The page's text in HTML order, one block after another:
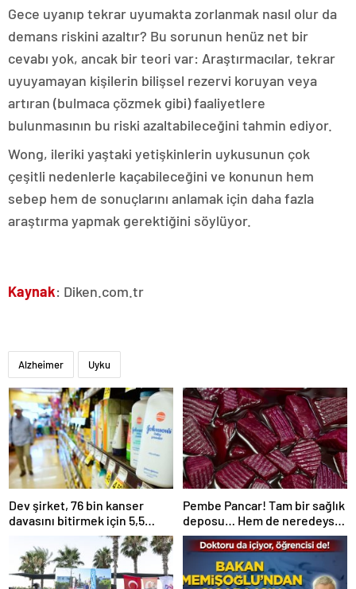
Gece uyanıp tekrar uyumakta zorlanmak nasıl olur da
demans riskini azaltır? Bu sorunun henüz net bir
cevabı yok, ancak bir teori var: Araştırmacılar, tekrar
uyuyamayan kişilerin bilişsel rezervi koruyan veya
artıran (bulmaca çözmek gibi) faaliyetlere
bulunmasının bu riski azaltabileceğini tahmin ediyor.
Wong, ileriki yaştaki yetişkinlerin uykusunun çok
çeşitli nedenlerle kaçabileceğini ve konunun hem
sebep hem de sonuçlarını anlamak için daha fazla
araştırma yapmak gerektiğini söylüyor.
Kaynak: Diken.com.tr
Alzheimer Uyku
Dev şirket, 76 bin kanser
davasını bitirmek için 5,5
milyar doları gözden çıkardı
Pembe Pancar! Tam bir sağlık
deposu… Hem de neredeyse
sıfır kalori